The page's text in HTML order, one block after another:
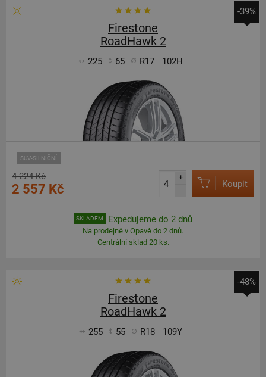
-39%
Firestone
RoadHawk 2
225 65 R17 102H
SUV-SILNIČNÍ
4 224 Kč
2 557 Kč
+
–
Koupit
SKLADEM Expedujeme do 2 dnů
Na prodejně v Opavě do 2 dnů.
Centrální sklad 20 ks.
-48%
Firestone
RoadHawk 2
255 55 R18 109Y